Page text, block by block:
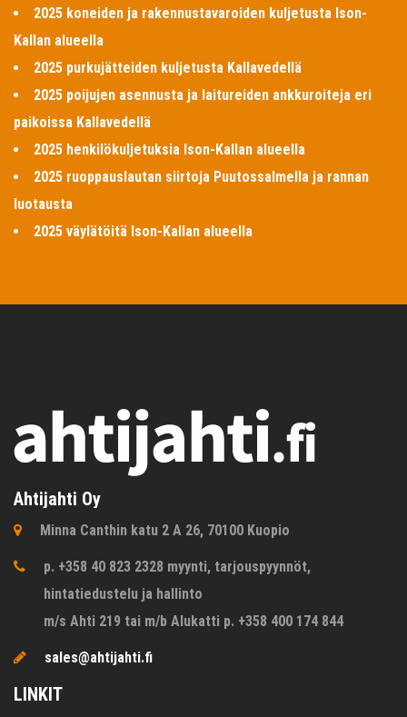
2025 koneiden ja rakennustavaroiden kuljetusta Ison-
Kallan alueella
2025 purkujätteiden kuljetusta Kallavedellä
2025 poijujen asennusta ja laitureiden ankkuroiteja eri
paikoissa Kallavedellä
2025 henkilökuljetuksia Ison-Kallan alueella
2025 ruoppauslautan siirtoja Puutossalmella ja rannan
luotausta
2025 väylätöitä Ison-Kallan alueella
Ahtijahti Oy
Minna Canthin katu 2 A 26, 70100 Kuopio
p. +358 40 823 2328 myynti, tarjouspyynnöt,
hintatiedustelu ja hallinto
m/s Ahti 219 tai m/b Alukatti p. +358 400 174 844
sales@ahtijahti.fi
LINKIT